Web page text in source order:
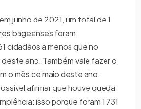
junho de 2021, um total de 1
bageenses foram
cidadãos a menos que no
ano. Também vale fazer o
o mês de maio deste ano.
afirmar que houve queda
isso porque foram 1 731